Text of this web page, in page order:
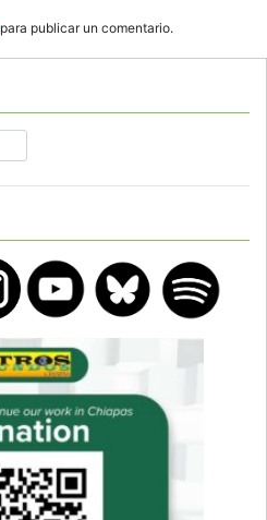
para publicar un comentario.